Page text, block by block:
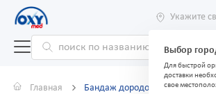
Укажите
Выбор
Для быстрой
доставки
свое
Главная Бандаж дородовый Б-103 №4